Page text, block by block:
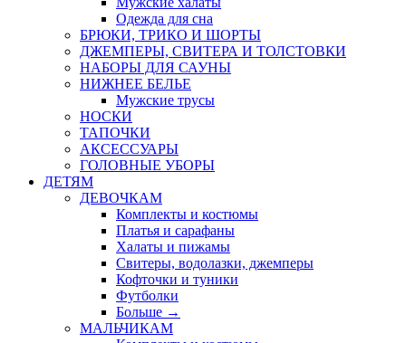
Одежда для сна
БРЮКИ, ТРИКО И ШОРТЫ
ДЖЕМПЕРЫ, СВИТЕРА И ТОЛСТОВКИ
НАБОРЫ ДЛЯ САУНЫ
НИЖНЕЕ БЕЛЬЕ
Мужские трусы
НОСКИ
ТАПОЧКИ
АКСЕССУАРЫ
ГОЛОВНЫЕ УБОРЫ
ДЕТЯМ
ДЕВОЧКАМ
Комплекты и костюмы
Платья и сарафаны
Халаты и пижамы
Свитеры, водолазки, джемперы
Кофточки и туники
Футболки
Больше →
МАЛЬЧИКАМ